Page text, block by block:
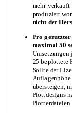
mehr verkauft
produziert
nicht der
Pro
maximal 50
Umsetzungen
25 beplottete
Sollte der
Auflagenhöhe
übersteigen,
Plottdesigns